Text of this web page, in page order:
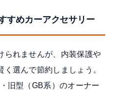
すめカーアクセサリー
られませんが、内装保護や
く選んで節約しましょう。
旧型（GB系）のオーナー